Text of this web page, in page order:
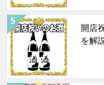
開店
を解